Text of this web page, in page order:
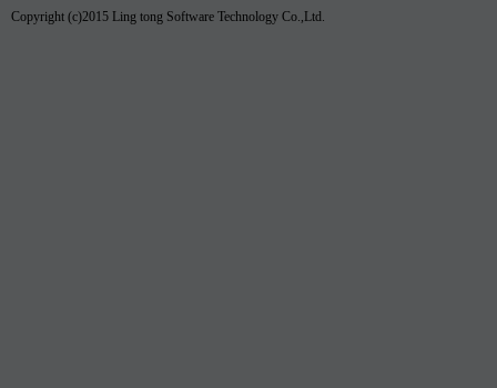
Copyright (c)2015 Ling tong Software Technology Co.,Ltd.